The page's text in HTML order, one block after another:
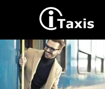
Recherche
Calcul de tarif
Taxis conventionnés